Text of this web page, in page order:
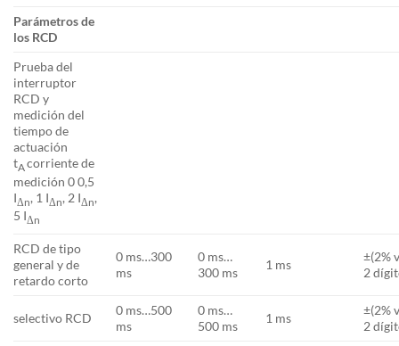
Parámetros de
los RCD
Prueba del
interruptor
RCD y
medición del
tiempo de
actuación
tAcorriente de
medición 0 0,5
IΔn, 1 IΔn, 2 IΔn,
5 IΔn
RCD de tipo
general y de
retardo corto
0 ms…300
ms
0 ms…
300 ms
1 ms
±(2%
2
selectivo RCD
0 ms…500
ms
0 ms…
500 ms
1 ms
±(2%
2